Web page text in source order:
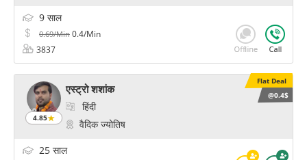
9 साल
0.69/Min 0.4/Min
3837
Flat Deal
@0.4$
4.85
एस्ट्रो शशांक
हिंदी
वैदिक ज्योतिष
25 साल